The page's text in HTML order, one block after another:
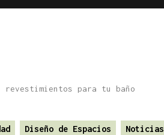
Diseño de Espacios Noticias